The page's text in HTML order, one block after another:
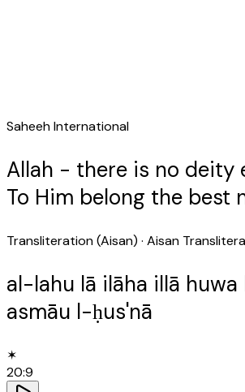
Saheeh International
Allah - there is no deity
To Him belong the best
Transliteration (Aisan) · Aisan
al-lahu lā ilāha illā
asmāu l-ḥus'nā
✶
20:9